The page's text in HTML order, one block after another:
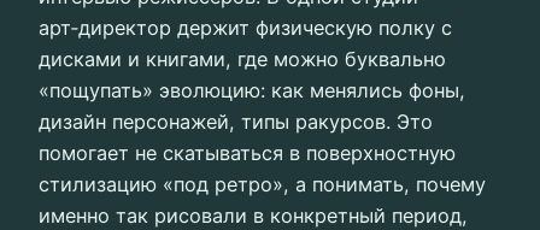
арт‑директор держит физическую полку с
дисками и книгами, где можно буквально
«пощупать» эволюцию: как менялись фоны,
дизайн персонажей, типы ракурсов. Это
помогает не скатываться в поверхностную
стилизацию «под ретро», а понимать, почему
именно так рисовали в конкретный период,